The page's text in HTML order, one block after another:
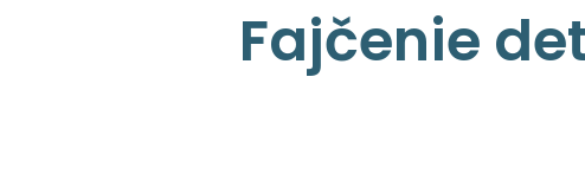
Fajčenie